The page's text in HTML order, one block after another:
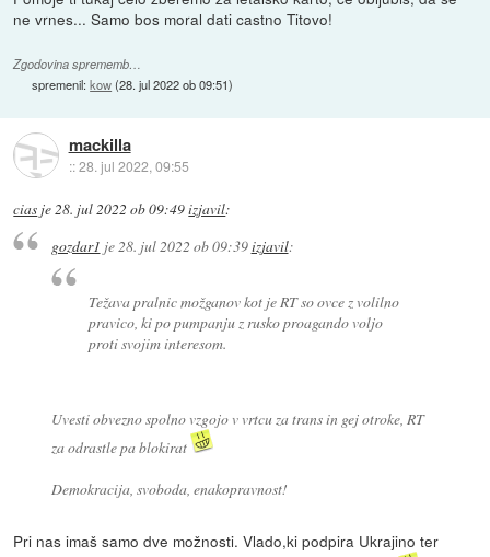
ne vrnes... Samo bos moral dati castno Titovo!
Zgodovina sprememb…
spremenil:kow(28. jul 2022 ob 09:51)
mackilla
::28. jul 2022, 09:55
cias je28. jul 2022 ob 09:49izjavil:
gozdar1 je 28. jul 2022 ob 09:39izjavil:
Težava pralnic možganov kot je RT so ovce z volilno
pravico, ki po pumpanju z rusko proagando voljo
proti svojim interesom.
Uvesti obvezno spolno vzgojo v vrtcu za trans in gej otroke, RT
za odrastle pa blokirat
Demokracija, svoboda, enakopravnost!
Pri nas imaš samo dve možnosti. Vlado,ki podpira Ukrajino ter